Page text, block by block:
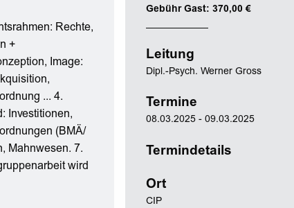
Rechte,
+
Image:
... 4.
Investitionen,
(BMÄ/
Mahnwesen. 7.
wird
Gebühr Gast: 370,00 €
Leitung
Dipl.-Psych. Werner Gross
Termine
08.03.2025 - 09.03.2025
Termindetails
Ort
CIP